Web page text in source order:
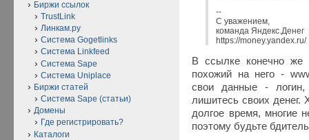
--
С уважением,
команда Яндекс.Денег
https://money.yandex.ru/
В ссылке конечно же
похожий на него -
свои данные -
лишитесь своих денег.
долгое время, многие
поэтому будьте
Биржи ссылок
TrustLink
Линкам.ру
Система Gogetlinks
Система Linkfeed
Система Sape
Система Uniplace
Биржи статей
Система Sape (статьи)
Домены
Где регистрировать?
Каталоги